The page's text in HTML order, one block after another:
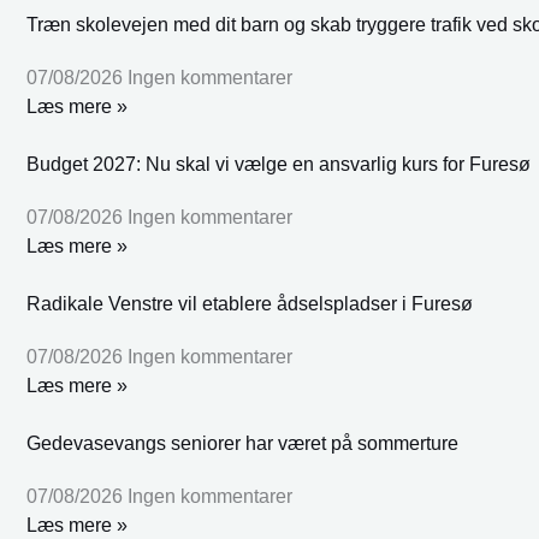
Træn skolevejen med dit barn og skab tryggere trafik ved
07/08/2026 Ingen kommentarer
Læs mere »
Budget 2027: Nu skal vi vælge en ansvarlig kurs for Furesø
07/08/2026 Ingen kommentarer
Læs mere »
Radikale Venstre vil etablere ådselspladser i Furesø
07/08/2026 Ingen kommentarer
Læs mere »
Gedevasevangs seniorer har været på sommerture
07/08/2026 Ingen kommentarer
Læs mere »